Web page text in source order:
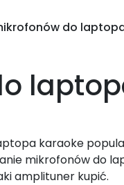
do
karaoke
mikrofonów do
amplituner kupić.